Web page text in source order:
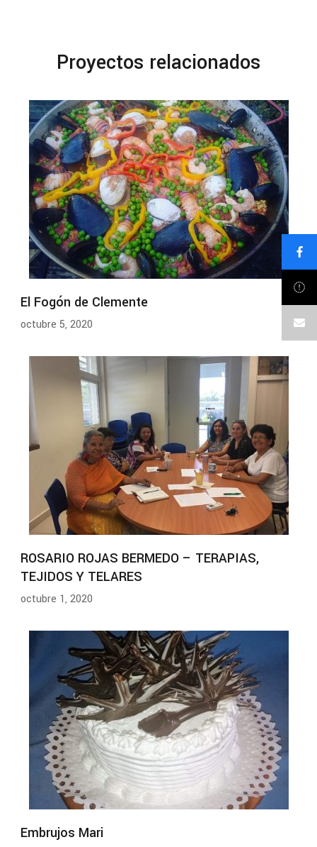
Proyectos relacionados
El Fogón de Clemente
octubre 5, 2020
ROSARIO ROJAS BERMEDO – TERAPIAS,
TEJIDOS Y TELARES
octubre 1, 2020
Embrujos Mari